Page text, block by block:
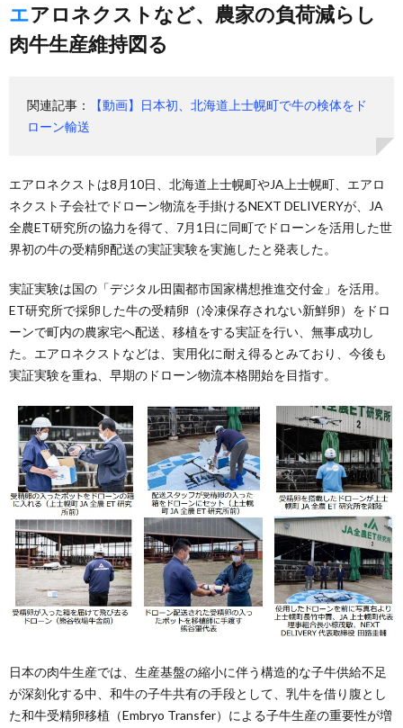
エアロネクストなど、農家の負荷減らし
肉牛生産維持図る
関連記事：
【動画】日本初、北海道上士幌町で牛の検体をド
ローン輸送
エアロネクストは8月10日、北海道上士幌町やJA上士幌町、エアロ
ネクスト子会社でドローン物流を手掛けるNEXT DELIVERYが、JA
全農ET研究所の協力を得て、7月1日に同町でドローンを活用した世
界初の牛の受精卵配送の実証実験を実施したと発表した。
実証実験は国の「デジタル田園都市国家構想推進交付金」を活用。
ET研究所で採卵した牛の受精卵（冷凍保存されない新鮮卵）をドロ
ーンで町内の農家宅へ配送、移植をする実証を行い、無事成功し
た。エアロネクストなどは、実用化に耐え得るとみており、今後も
実証実験を重ね、早期のドローン物流本格開始を目指す。
日本の肉牛生産では、生産基盤の縮小に伴う構造的な子牛供給不足
が深刻化する中、和牛の子牛共有の手段として、乳牛を借り腹とし
た和牛受精卵移植（Embryo Transfer）による子牛生産の重要性が増